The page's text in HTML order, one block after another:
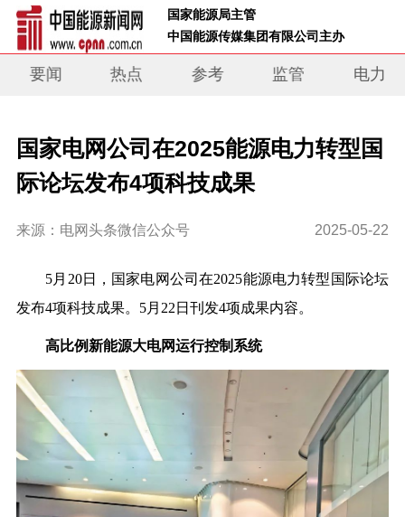
国家能源局主管
中国能源传媒集团有限公司主办
要闻 热点 参考 监管 电力
国家电网公司在2025能源电力转型国
际论坛发布4项科技成果
来源：电网头条微信公众号 2025-05-22
5月20日，国家电网公司在2025能源电力转型国际论坛
发布4项科技成果。5月22日刊发4项成果内容。
高比例新能源大电网运行控制系统